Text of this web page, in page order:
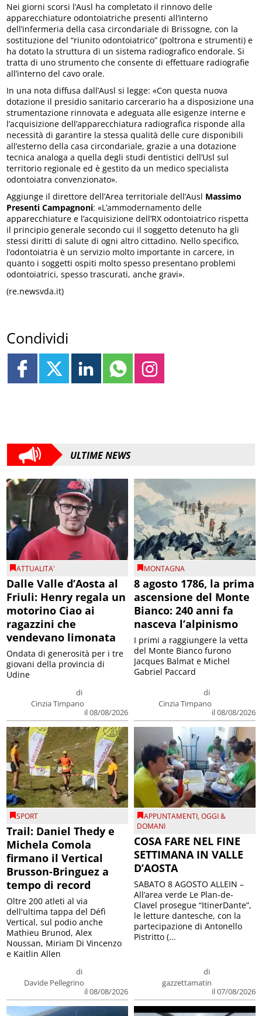
Nei giorni scorsi l’Ausl ha completato il rinnovo delle
apparecchiature odontoiatriche presenti all’interno
dell’infermeria della casa circondariale di Brissogne, con la
sostituzione del “riunito odontoiatrico” (poltrona e strumenti) e
ha dotato la struttura di un sistema radiografico endorale. Si
tratta di uno strumento che consente di effettuare radiografie
all’interno del cavo orale.
In una nota diffusa dall’Ausl si legge: «Con questa nuova
dotazione il presidio sanitario carcerario ha a disposizione una
strumentazione rinnovata e adeguata alle esigenze interne e
l’acquisizione dell’apparecchiatura radiografica risponde alla
necessità di garantire la stessa qualità delle cure disponibili
all’esterno della casa circondariale, grazie a una dotazione
tecnica analoga a quella degli studi dentistici dell’Usl sul
territorio regionale ed è gestito da un medico specialista
odontoiatra convenzionato».
Aggiunge il direttore dell’Area territoriale dell’Ausl Massimo
Presenti Campagnoni: «L’ammodernamento delle
apparecchiature e l’acquisizione dell’RX odontoiatrico rispetta
il principio generale secondo cui il soggetto detenuto ha gli
stessi diritti di salute di ogni altro cittadino. Nello specifico,
l’odontoiatria è un servizio molto importante in carcere, in
quanto i soggetti ospiti molto spesso presentano problemi
odontoiatrici, spesso trascurati, anche gravi».
(re.newsvda.it)
Condividi
ULTIME NEWS
ATTUALITA'
Dalle Valle d’Aosta al
Friuli: Henry regala un
motorino Ciao ai
ragazzini che
vendevano limonata
di
Cinzia Timpano
il 08/08/2026
Ondata di generosità per i tre
giovani della provincia di
Udine
MONTAGNA
8 agosto 1786, la prima
ascensione del Monte
Bianco: 240 anni fa
nasceva l’alpinismo
di
Cinzia Timpano
il 08/08/2026
I primi a raggiungere la vetta
del Monte Bianco furono
Jacques Balmat e Michel
Gabriel Paccard
SPORT
Trail: Daniel Thedy e
Michela Comola
firmano il Vertical
Brusson-Bringuez a
tempo di record
di
Davide Pellegrino
il 08/08/2026
Oltre 200 atleti al via
dell'ultima tappa del Défì
Vertical, sul podio anche
Mathieu Brunod, Alex
Noussan, Miriam Di Vincenzo
e Kaitlin Allen
APPUNTAMENTI,OGGI &
DOMANI
COSA FARE NEL FINE
SETTIMANA IN VALLE
D’AOSTA
di
gazzettamatin
il 07/08/2026
SABATO 8 AGOSTO ALLEIN –
All’area verde Le Plan-de-
Clavel prosegue “ItinerDante”,
le letture dantesche, con la
partecipazione di Antonello
Pistritto (...